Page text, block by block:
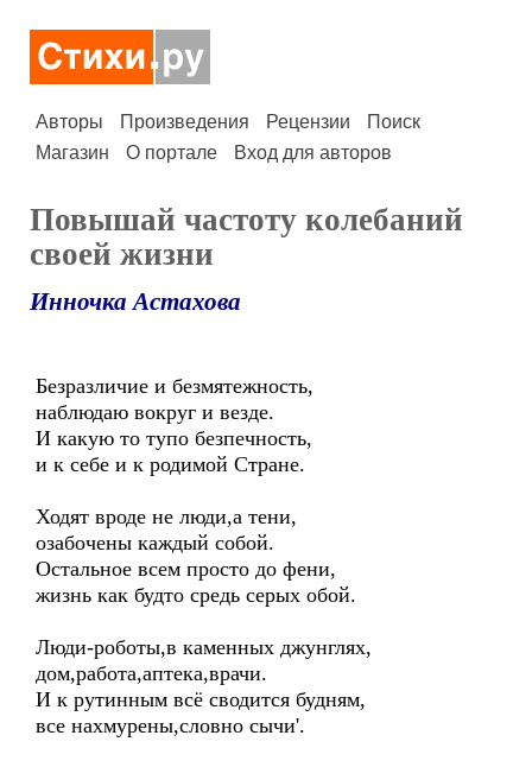
Авторы Произведения Рецензии
Поиск
Магазин
О портале Вход для авторов
Повышай частоту колебаний
своей жизни
Инночка Астахова
Безразличие и безмятежность,
наблюдаю вокруг и везде.
И какую то тупо безпечность,
и к себе и к родимой Стране.
Ходят вроде не люди,а тени,
озабочены каждый собой.
Остальное всем просто до фени,
жизнь как будто средь серых обой.
Люди-роботы,в каменных джунглях,
дом,работа,аптека,врачи.
И к рутинным всё сводится будням,
все нахмурены,словно сычи'.